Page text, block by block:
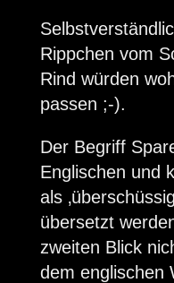
Rippchen vom
Rind würden
passen ;-).
Der Begriff
Englischen und
als
übersetzt
zweiten Blick
dem englischen